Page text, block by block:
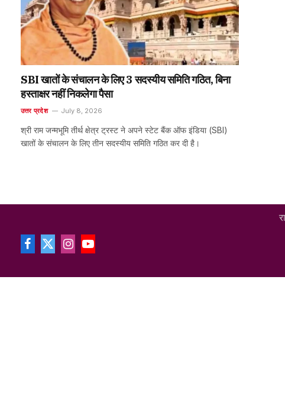
SBI खातों के संचालन के लिए 3 सदस्यीय समिति गठित, बिना
हस्ताक्षर नहीं निकलेगा पैसा
उत्तर प्रदेश July 8, 2026
श्री राम जन्मभूमि तीर्थ क्षेत्र ट्रस्ट ने अपने स्टेट बैंक ऑफ इंडिया (SBI)
खातों के संचालन के लिए तीन सदस्यीय समिति गठित कर दी है।
Facebook
X
InstagramYouTube